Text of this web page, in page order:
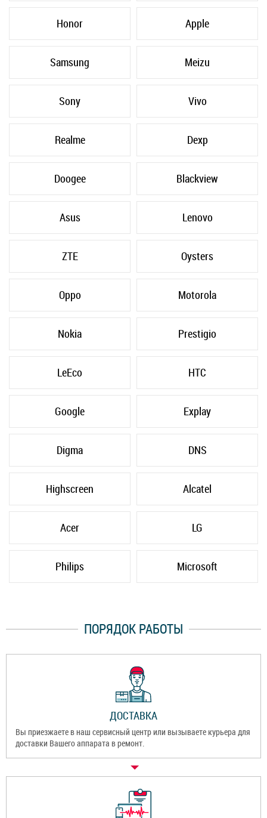
Honor Apple
Samsung Meizu
Sony Vivo
Realme Dexp
Doogee Blackview
Asus Lenovo
ZTE Oysters
Oppo Motorola
Nokia Prestigio
LeEco HTC
Google Explay
Digma DNS
Highscreen Alcatel
Acer LG
Philips Microsoft
ПОРЯДОК РАБОТЫ
ДОСТАВКА
Вы приезжаете в наш сервисный центр или вызываете курьера для
доставки Вашего аппарата в ремонт.